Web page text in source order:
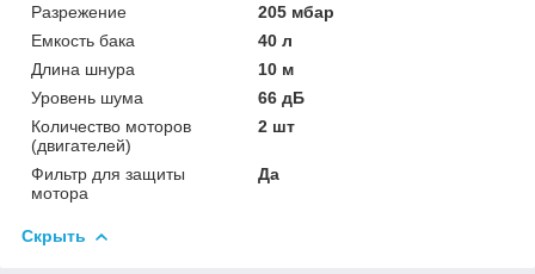
Разрежение
205 мбар
Емкость бака
40 л
Длина шнура
10 м
Уровень шума
66 дБ
Количество моторов
(двигателей)
2 шт
Фильтр для защиты
мотора
Да
Скрыть